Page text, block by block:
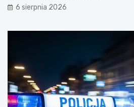
6 sierpnia 2026